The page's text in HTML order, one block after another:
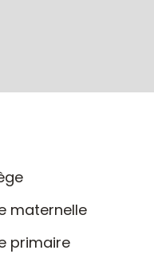
maternelle
primaire